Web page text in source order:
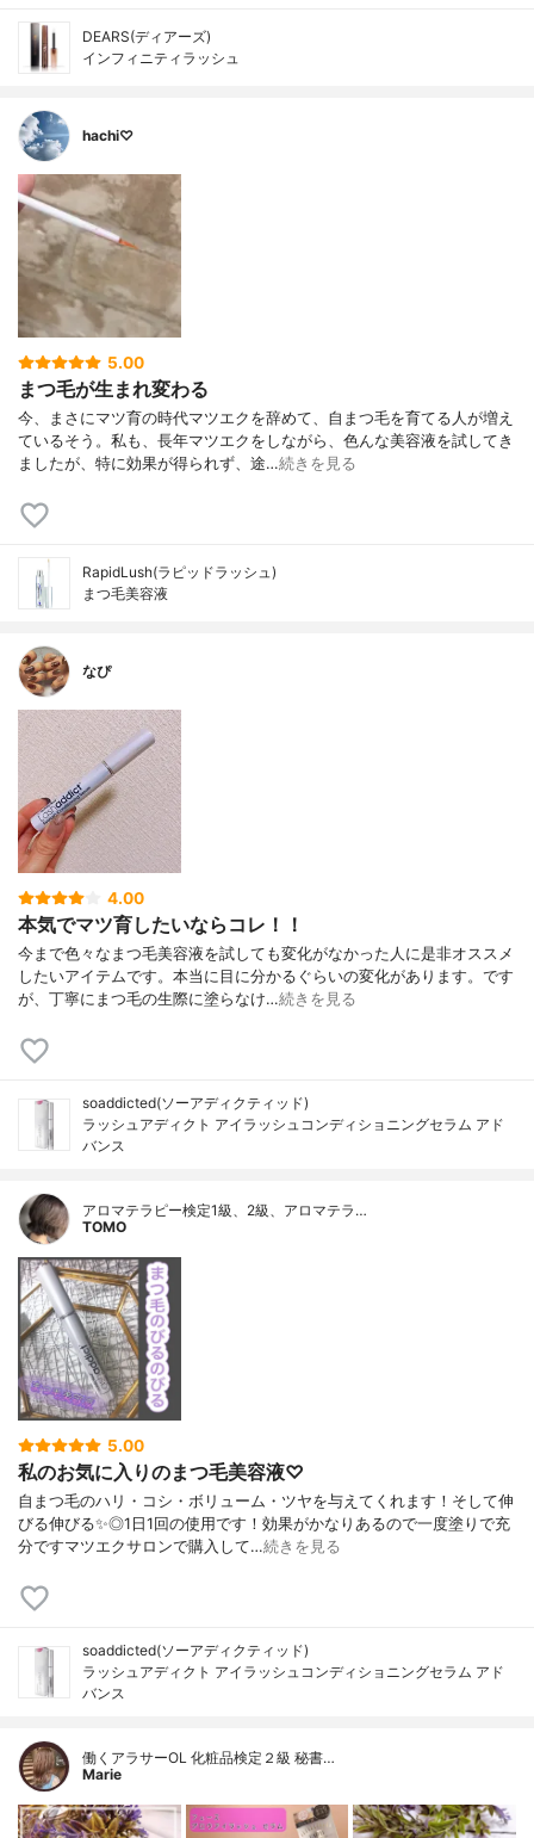
DEARS(ディアーズ)
インフィニティラッシュ
hachi♡
5.00
まつ毛が生まれ変わる
今、まさにマツ育の時代マツエクを辞めて、自まつ毛を育てる人が増え
ているそう。私も、長年マツエクをしながら、色んな美容液を試してき
ましたが、特に効果が得られず、途…続きを見る
RapidLush(ラピッドラッシュ)
まつ毛美容液
なぴ
4.00
本気でマツ育したいならコレ！！
今まで色々なまつ毛美容液を試しても変化がなかった人に是非オススメ
したいアイテムです。本当に目に分かるぐらいの変化があります。です
が、丁寧にまつ毛の生際に塗らなけ…続きを見る
soaddicted(ソーアディクティッド)
ラッシュアディクト アイラッシュコンディショニングセラム アド
バンス
アロマテラピー検定1級、2級、アロマテラ…
TOMO
5.00
私のお気に入りのまつ毛美容液♡
自まつ毛のハリ・コシ・ボリューム・ツヤを与えてくれます！そして伸
びる伸びる✨◎1日1回の使用です！効果がかなりあるので一度塗りで充
分ですマツエクサロンで購入して…続きを見る
soaddicted(ソーアディクティッド)
ラッシュアディクト アイラッシュコンディショニングセラム アド
バンス
働くアラサーOL 化粧品検定２級 秘書…
Marie